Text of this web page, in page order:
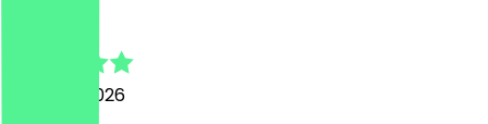
26. März 2026